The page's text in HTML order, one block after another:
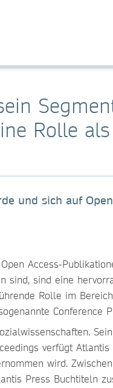
Rolle als
und sich auf
Access-
sind, sind eine
Rolle im
Conference
verfügt
wird.
Press Buchtiteln